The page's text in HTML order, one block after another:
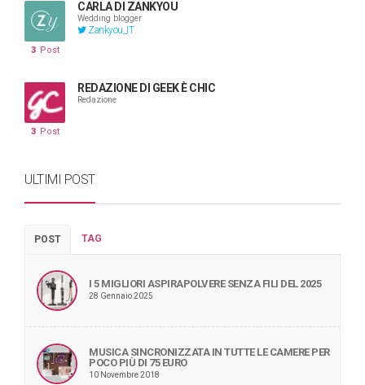
CARLA DI ZANKYOU
Wedding blogger
Zankyou_IT
3 Post
REDAZIONE DI GEEK È CHIC
Redazione
3 Post
ULTIMI POST
POST TAG
I 5 MIGLIORI ASPIRAPOLVERE SENZA FILI DEL 2025
28 Gennaio 2025
MUSICA SINCRONIZZATA IN TUTTE LE CAMERE PER
POCO PIÙ DI 75 EURO
10 Novembre 2018